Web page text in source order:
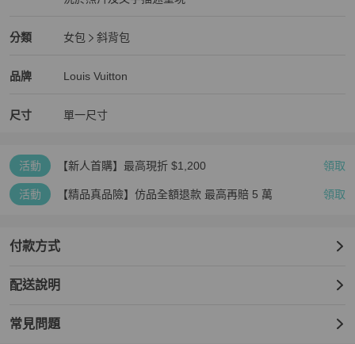
尤其夏天真的超適合背小包
小小一顆就很有存在感～
已停產
小巧可愛又保值
想收 Speedy Nano 老款的人真的可以把握！！
分類
Louis Vuitton女包 分類資訊
女包
斜背包
品牌
Louis Vuitton精品女包品牌介紹
Louis Vuitton
Louis Vuitton推薦清單
尺寸 單一尺寸
活動 【新人首購】最高現折 $1,200 領取
活動 【精品真品險】仿品全額退款 最高再賠 5 萬 領取
付款方式
配送說明
常見問題